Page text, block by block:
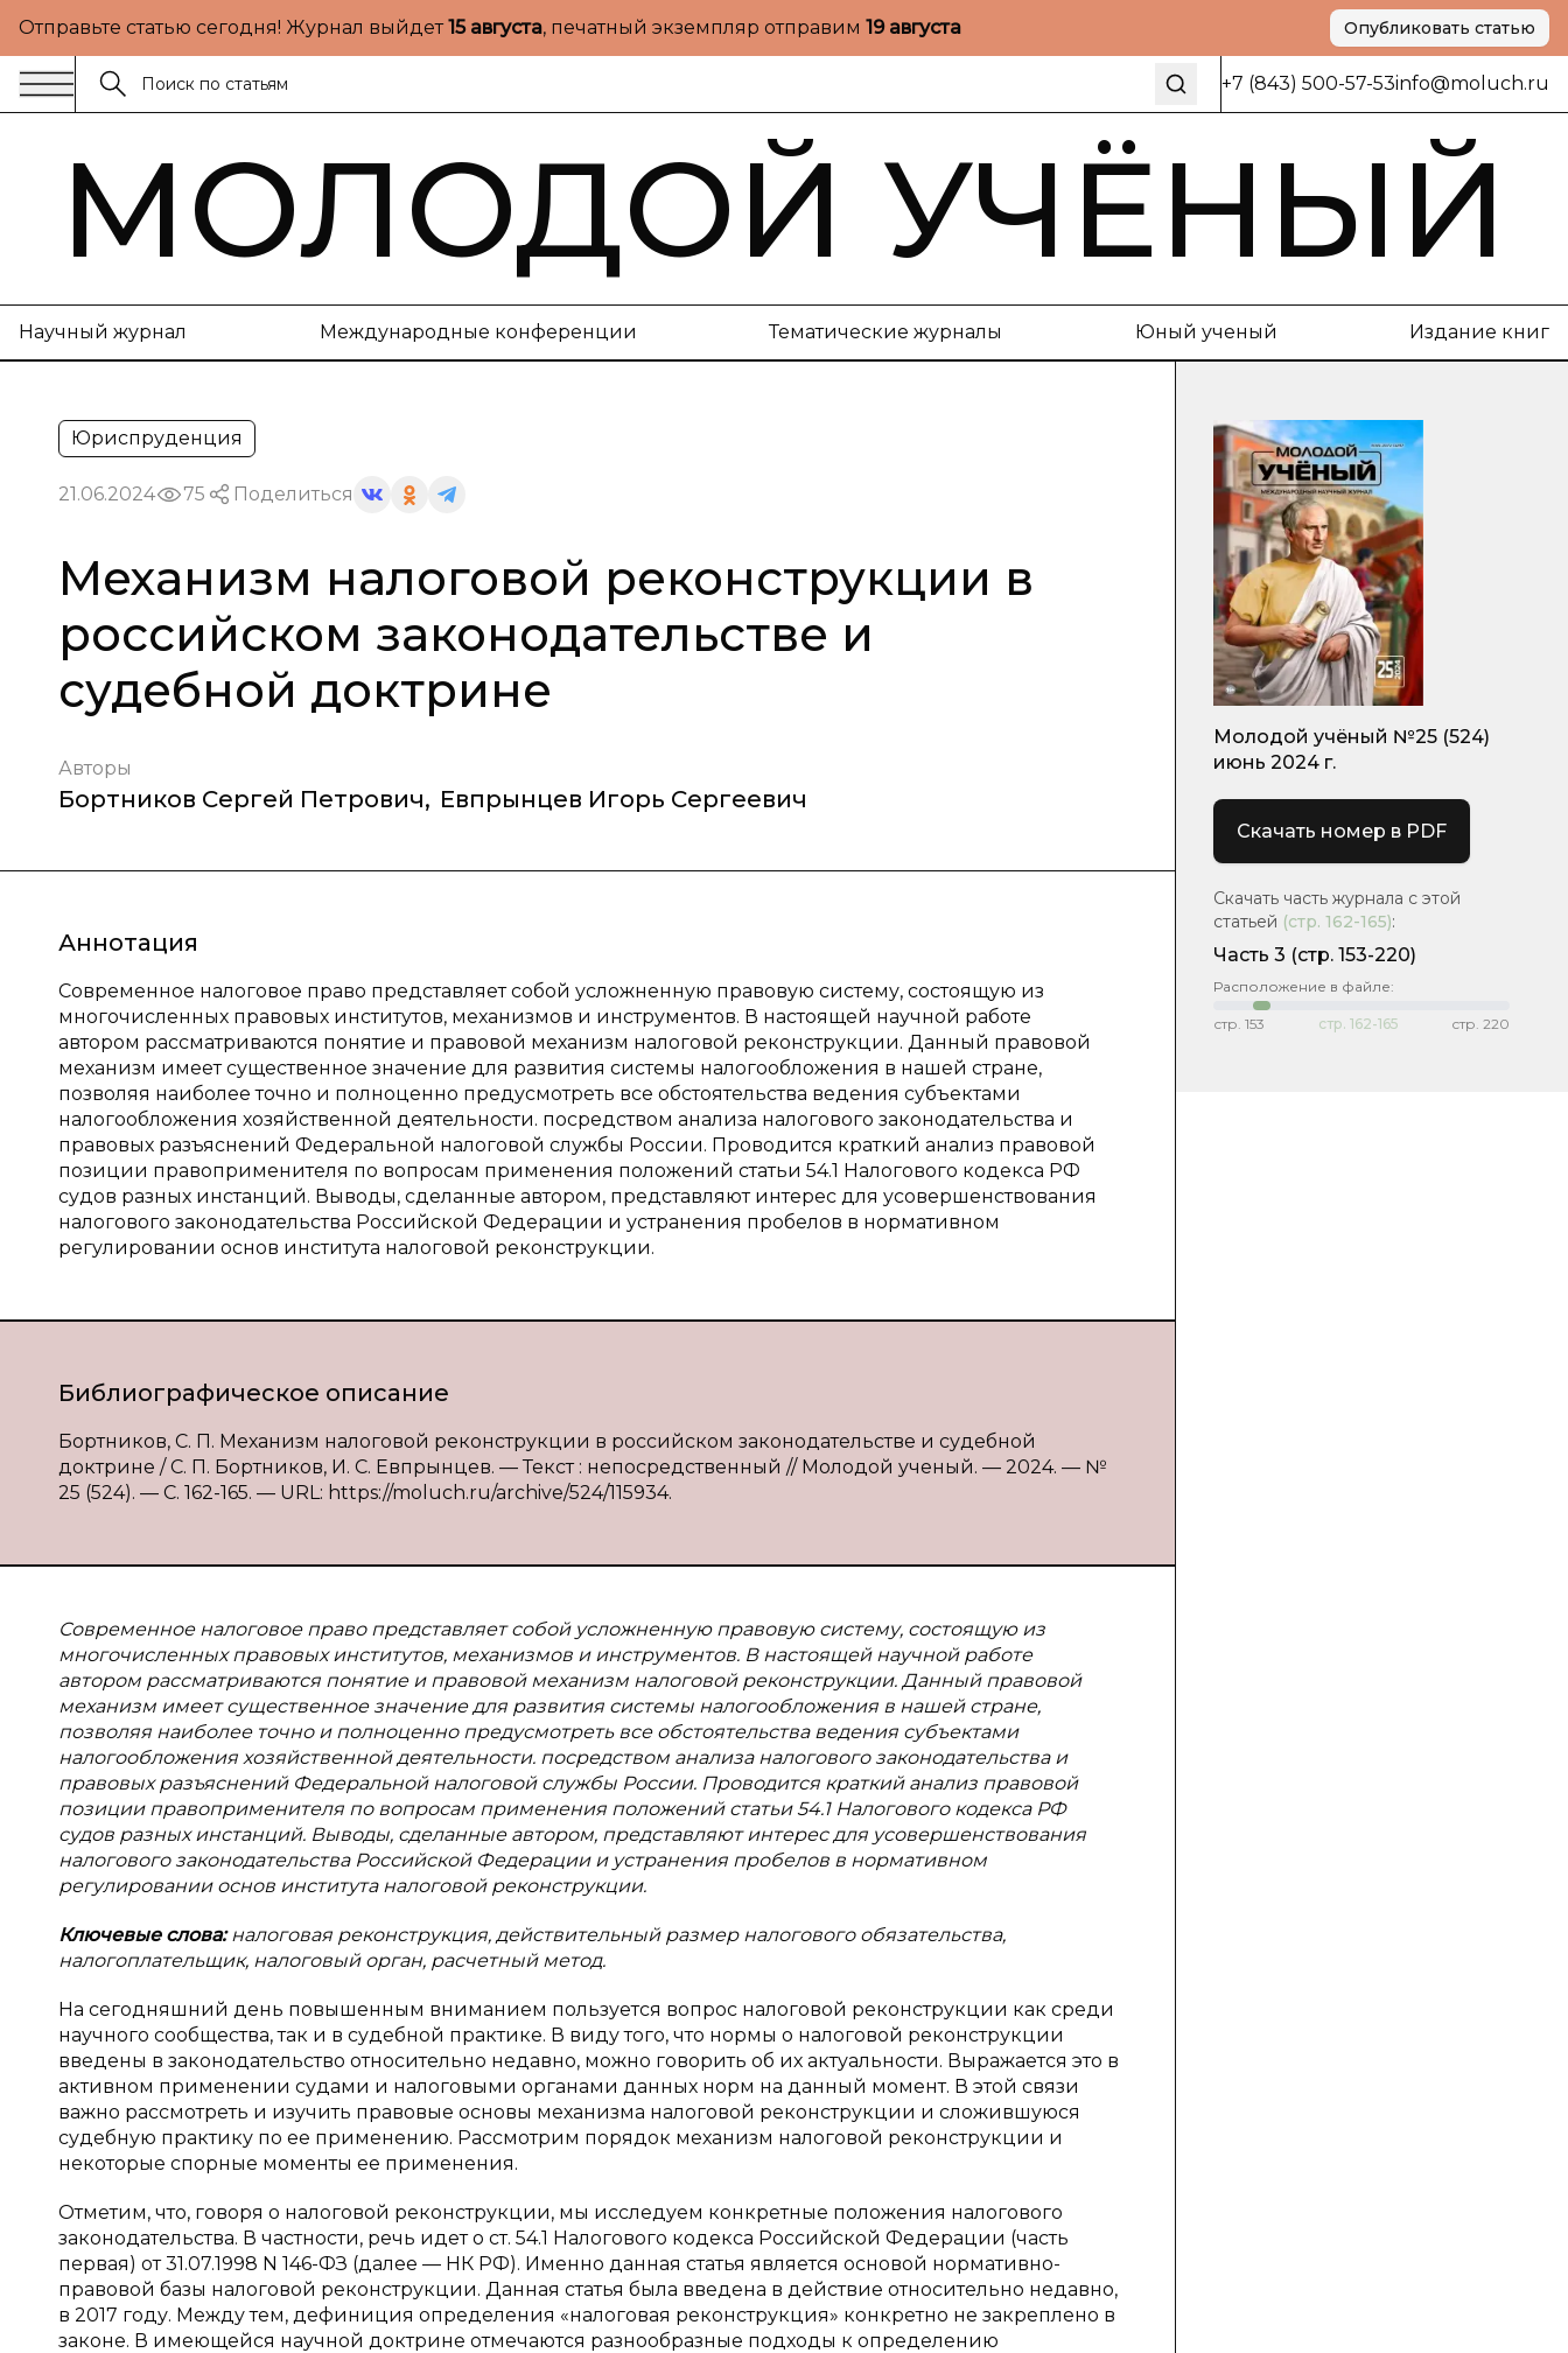
Отправьте статью сегодня! Журнал выйдет15 августа, печатный экземпляр отправим 19 августа Опубликовать статью
+7 (843) 500-57-53info@moluch.ru
МОЛОДОЙ УЧЁНЫЙ
Научный журнал Международные конференции Тематические журналы Юный ученый Издание книг
Юриспруденция
21.06.2024 75 Поделиться
Механизм налоговой реконструкции в
российском законодательстве и
судебной доктрине
Авторы
Бортников Сергей Петрович, Евпрынцев Игорь Сергеевич
Аннотация
Современное налоговое право представляет собой усложненную правовую систему, состоящую из
многочисленных правовых институтов, механизмов и инструментов. В настоящей научной работе
автором рассматриваются понятие и правовой механизм налоговой реконструкции. Данный правовой
механизм имеет существенное значение для развития системы налогообложения в нашей стране,
позволяя наиболее точно и полноценно предусмотреть все обстоятельства ведения субъектами
налогообложения хозяйственной деятельности. посредством анализа налогового законодательства и
правовых разъяснений Федеральной налоговой службы России. Проводится краткий анализ правовой
позиции правоприменителя по вопросам применения положений статьи 54.1 Налогового кодекса РФ
судов разных инстанций. Выводы, сделанные автором, представляют интерес для усовершенствования
налогового законодательства Российской Федерации и устранения пробелов в нормативном
регулировании основ института налоговой реконструкции.
Библиографическое описание
Бортников, С. П. Механизм налоговой реконструкции в российском законодательстве и судебной
доктрине / С. П. Бортников, И. С. Евпрынцев. — Текст : непосредственный // Молодой ученый. — 2024. — №
25 (524). — С. 162-165. — URL: https://moluch.ru/archive/524/115934.
Современное налоговое право представляет собой усложненную правовую систему, состоящую из
многочисленных правовых институтов, механизмов и инструментов. В настоящей научной работе
автором рассматриваются понятие и правовой механизм налоговой реконструкции. Данный правовой
механизм имеет существенное значение для развития системы налогообложения в нашей стране,
позволяя наиболее точно и полноценно предусмотреть все обстоятельства ведения субъектами
налогообложения хозяйственной деятельности. посредством анализа налогового законодательства и
правовых разъяснений Федеральной налоговой службы России. Проводится краткий анализ правовой
позиции правоприменителя по вопросам применения положений статьи 54.1 Налогового кодекса РФ
судов разных инстанций. Выводы, сделанные автором, представляют интерес для усовершенствования
налогового законодательства Российской Федерации и устранения пробелов в нормативном
регулировании основ института налоговой реконструкции.
Ключевые слова:налоговая реконструкция, действительный размер налогового обязательства,
налогоплательщик, налоговый орган, расчетный метод.
На сегодняшний день повышенным вниманием пользуется вопрос налоговой реконструкции как среди
научного сообщества, так и в судебной практике. В виду того, что нормы о налоговой реконструкции
введены в законодательство относительно недавно, можно говорить об их актуальности. Выражается это в
активном применении судами и налоговыми органами данных норм на данный момент. В этой связи
важно рассмотреть и изучить правовые основы механизма налоговой реконструкции и сложившуюся
судебную практику по ее применению. Рассмотрим порядок механизм налоговой реконструкции и
некоторые спорные моменты ее применения.
Отметим, что, говоря о налоговой реконструкции, мы исследуем конкретные положения налогового
законодательства. В частности, речь идет о ст. 54.1 Налогового кодекса Российской Федерации (часть
первая) от 31.07.1998 N 146-ФЗ (далее — НК РФ). Именно данная статья является основой нормативно-
правовой базы налоговой реконструкции. Данная статья была введена в действие относительно недавно,
в 2017 году. Между тем, дефиниция определения «налоговая реконструкция» конкретно не закреплено в
законе. В имеющейся научной доктрине отмечаются разнообразные подходы к определению
Молодой учёный №25 (524)
июнь 2024 г.
Скачать номер в PDF
Скачать часть журнала с этой
статьей (стр. 162-165):
Часть 3 (стр. 153-220)
Расположение в файле:
стр. 153 стр. 162-165 стр. 220